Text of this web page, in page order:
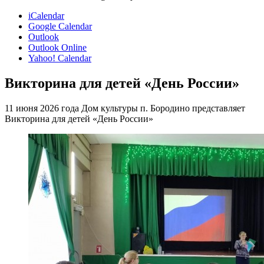
iCalendar
Google Calendar
Outlook
Outlook Online
Yahoo! Calendar
Викторина для детей «День России»
11 июня 2026 года Дом культуры п. Бородино представляет
Викторина для детей «День России»